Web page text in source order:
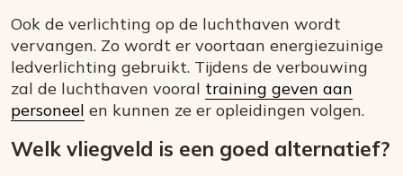
Ook de verlichting op de luchthaven wordt
vervangen. Zo wordt er voortaan energiezuinige
ledverlichting gebruikt. Tijdens de verbouwing
zal de luchthaven vooral training geven aan
personeel en kunnen ze er opleidingen volgen.
Welk vliegveld is een goed alternatief?